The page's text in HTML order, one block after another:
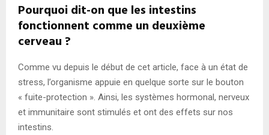
Pourquoi dit-on que les intestins
fonctionnent comme un deuxième
cerveau ?
Comme vu depuis le début de cet article, face à un état de
stress, l’organisme appuie en quelque sorte sur le bouton
« fuite-protection ». Ainsi, les systèmes hormonal, nerveux
et immunitaire sont stimulés et ont des effets sur nos
intestins.